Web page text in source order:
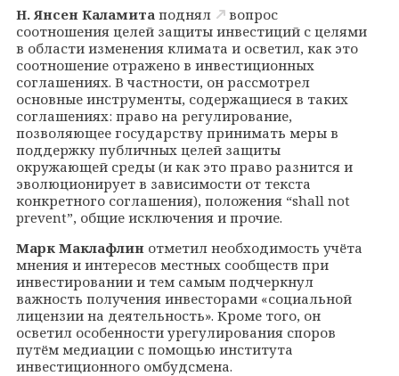
Н. Янсен Каламита поднял
вопрос
соотношения целей защиты инвестиций с целями
в области изменения климата и осветил, как это
соотношение отражено в инвестиционных
соглашениях. В частности, он рассмотрел
основные инструменты, содержащиеся в таких
соглашениях: право на регулирование,
позволяющее государству принимать меры в
поддержку публичных целей защиты
окружающей среды (и как это право разнится и
эволюционирует в зависимости от текста
конкретного соглашения), положения “shall not
prevent”, общие исключения и прочие.
Марк Маклафлин отметил необходимость учёта
мнения и интересов местных сообществ при
инвестировании и тем самым подчеркнул
важность получения инвесторами «социальной
лицензии на деятельность». Кроме того, он
осветил особенности урегулирования споров
путём медиации с помощью института
инвестиционного омбудсмена.